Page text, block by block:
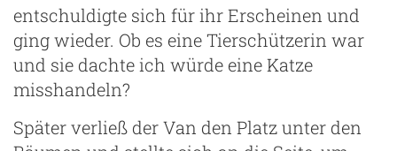
entschuldigte sich für ihr Erscheinen und
ging wieder. Ob es eine Tierschützerin war
und sie dachte ich würde eine Katze
misshandeln?
Später verließ der Van den Platz unter den